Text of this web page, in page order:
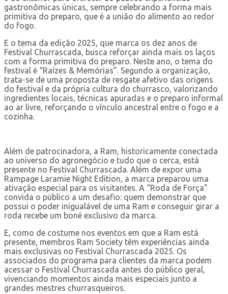
gastronômicas únicas, sempre celebrando a forma mais
primitiva do preparo, que é a união do alimento ao redor
do fogo.
E o tema da edição 2025, que marca os dez anos de
Festival Churrascada, busca reforçar ainda mais os laços
com a forma primitiva do preparo. Neste ano, o tema do
festival é “Raízes & Memórias”. Segundo a organização,
trata-se de uma proposta de resgate afetivo das origens
do festival e da própria cultura do churrasco, valorizando
ingredientes locais, técnicas apuradas e o preparo informal
ao ar livre, reforçando o vínculo ancestral entre o fogo e a
cozinha.
Além de patrocinadora, a Ram, historicamente conectada
ao universo do agronegócio e tudo que o cerca, está
presente no Festival Churrascada. Além de expor uma
Rampage Laramie Night Edition, a marca preparou uma
ativação especial para os visitantes. A “Roda de Força”
convida o público a um desafio: quem demonstrar que
possui o poder inigualável de uma Ram e conseguir girar a
roda recebe um boné exclusivo da marca.
E, como de costume nos eventos em que a Ram está
presente, membros Ram Society têm experiências ainda
mais exclusivas no Festival Churrascada 2025. Os
associados do programa para clientes da marca podem
acessar o Festival Churrascada antes do público geral,
vivenciando momentos ainda mais especiais junto a
grandes mestres churrasqueiros.